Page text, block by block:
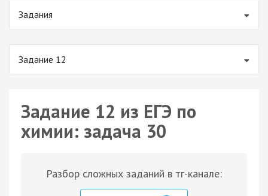
Задания
Задание 12
Задание 12 из ЕГЭ по
химии: задача 30
Разбор сложных заданий в тг-канале: